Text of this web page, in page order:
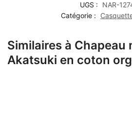
UGS :
NAR-
Catégorie :
Similaires à Chapeau
Akatsuki en coton